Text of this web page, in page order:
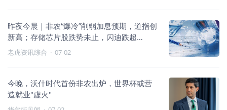
昨夜今晨｜非农“爆冷”削弱加息预期，道指创
新高；存储芯片股跌势未止，闪迪跌超
14%；“大空头”：周三在1051.87狙空美光
老虎资讯综合 · 07-02
今晚，沃什时代首份非农出炉，世界杯或营
造就业"虚火"